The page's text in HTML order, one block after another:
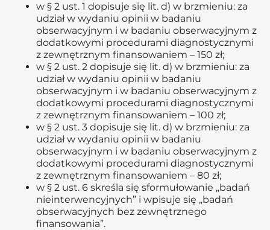
w § 2 ust. 1 dopisuje się lit. d) w brzmieniu: za
udział w wydaniu opinii w badaniu
obserwacyjnym i w badaniu obserwacyjnym z
dodatkowymi procedurami diagnostycznymi
z zewnętrznym finansowaniem – 150 zł;
w § 2 ust. 2 dopisuje się lit. d) w brzmieniu: za
udział w wydaniu opinii w badaniu
obserwacyjnym i w badaniu obserwacyjnym z
dodatkowymi procedurami diagnostycznymi
z zewnętrznym finansowaniem – 100 zł;
w § 2 ust. 3 dopisuje się lit. d) w brzmieniu: za
udział w wydaniu opinii w badaniu
obserwacyjnym i w badaniu obserwacyjnym z
dodatkowymi procedurami diagnostycznymi
z zewnętrznym finansowaniem – 80 zł;
w § 2 ust. 6 skreśla się sformułowanie „badań
nieinterwencyjnych” i wpisuje się „badań
obserwacyjnych bez zewnętrznego
finansowania”.